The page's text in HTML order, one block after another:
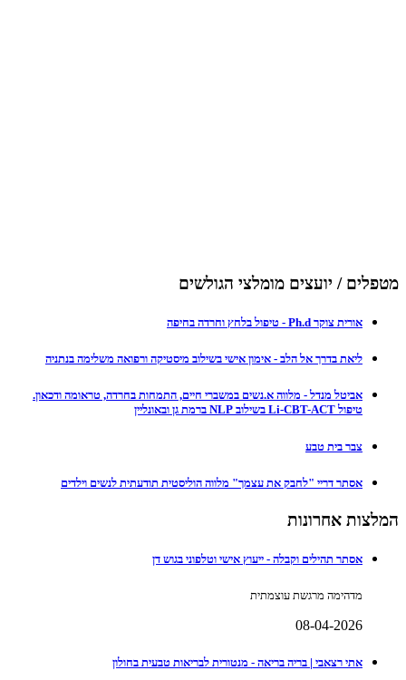
מטפלים / יועצים מומלצי הגולשים
אורית צוקר Ph.d - טיפול בלחץ וחרדה בחיפה
ליאת בדרך אל הלב - אימון אישי בשילוב מיסטיקה ורפואה משלימה בנתניה
אביטל מנדל - מלווה א.נשים במשברי חיים, התמחות בחרדה, טראומה ודכאון.
טיפול Li-CBT-ACT בשילוב NLP ברמת גן ובאונליין
צבר בית טבע
אסתר דריי "לחבק את עצמך" מלווה הוליסטית תודעתית לנשים וילדים
המלצות אחרונות
אסתר תהילים וקבלה - ייעוץ אישי וטלפוני בגוש דן
מדהימה מרגשת עוצמתית
08-04-2026
אתי רצאבי | בריה בריאה - מנטורית לבריאות טבעית בחולון